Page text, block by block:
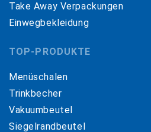
Take Away Verpackungen
Einwegbekleidung
TOP-PRODUKTE
Menüschalen
Trinkbecher
Vakuumbeutel
Siegelrandbeutel